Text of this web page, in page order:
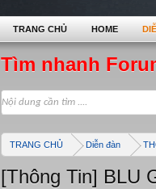
Tìm nhanh
TRANG CHỦ Diễn đàn
[Thông Tin] BLU
TRANG CHỦ HOME